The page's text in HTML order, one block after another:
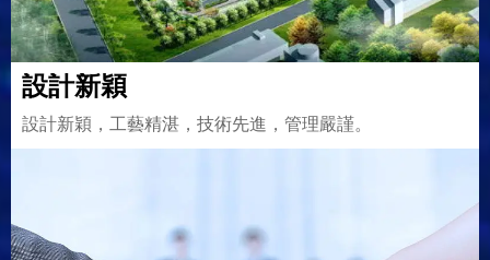
設計新穎
設計新穎，工藝精湛，技術先進，管理嚴謹。